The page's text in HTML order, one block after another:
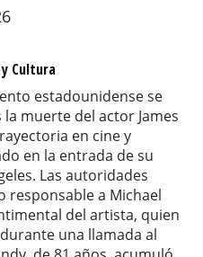
Cultura
estadounidense se
muerte del actor James
en cine y
en la entrada de su
Las autoridades
a Michael
del artista, quien
una llamada al